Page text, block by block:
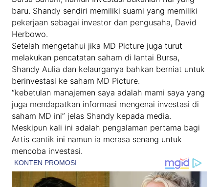
baru. Shandy sendiri memiliki suami yang memiliki
pekerjaan sebagai investor dan pengusaha, David
Herbowo.
Setelah mengetahui jika MD Picture juga turut
melakukan pencatatan saham di lantai Bursa,
Shandy Aulia dan kelaurganya bahkan berniat untuk
berinvestasi ke saham MD Picture.
“kebetulan manajemen saya adalah mami saya yang
juga mendapatkan informasi mengenai investasi di
saham MD ini” jelas Shandy kepada media.
Meskipun kali ini adalah pengalaman pertama bagi
Artis cantik ini namun ia merasa senang untuk
mencoba investasi.